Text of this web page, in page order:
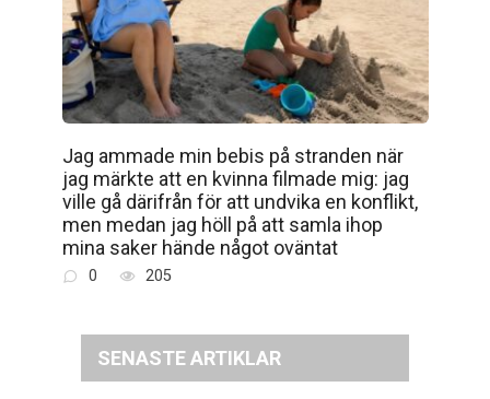
Jag ammade min bebis på stranden när
jag märkte att en kvinna filmade mig: jag
ville gå därifrån för att undvika en konflikt,
men medan jag höll på att samla ihop
mina saker hände något oväntat
0 205
SENASTE ARTIKLAR